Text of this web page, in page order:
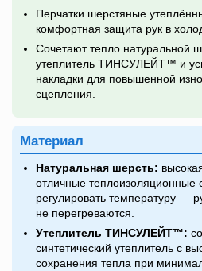
Перчатки шерстяные
комфортная защита рук в
Сочетают тепло натуральной
утеплитель ТИНСУЛЕЙТ™ и
накладки для повышенной
сцепления.
Материал
Натуральная шерсть:
отличные теплоизоляционные
регулировать температуру —
не перегреваются.
Утеплитель ТИНСУЛЕЙТ™:
синтетический утеплитель с
сохранения тепла при